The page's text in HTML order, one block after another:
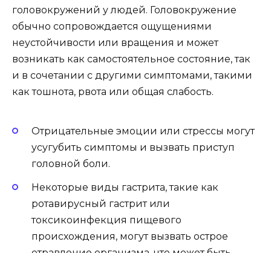
головокружений у людей. Головокружение
обычно сопровождается ощущениями
неустойчивости или вращения и может
возникать как самостоятельное состояние, так
и в сочетании с другими симптомами, такими
как тошнота, рвота или общая слабость.
Отрицательные эмоции или стрессы могут
усугубить симптомы и вызвать приступ
головной боли.
Некоторые виды гастрита, такие как
ротавирусный гастрит или
токсикоинфекция пищевого
происхождения, могут вызвать острое